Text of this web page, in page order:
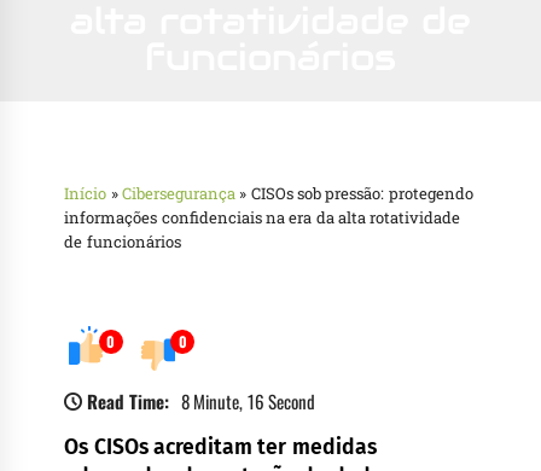
Início »Cibersegurança » CISOs sob pressão: protegendo
informações confidenciais na era da alta rotatividade
de funcionários
0 0
Read Time: 8 Minute, 16 Second
Os CISOs acreditam ter medidas